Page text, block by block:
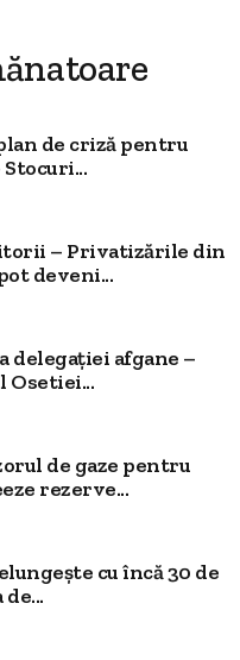
de criză pentru
– Privatizările din
deveni...
delegației afgane –
Osetiei...
de gaze pentru
rezerve...
cu încă 30 de